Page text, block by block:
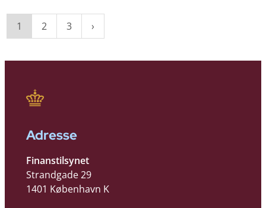
1 2 3
Adresse
Finanstilsynet
Strandgade 29
1401 København K